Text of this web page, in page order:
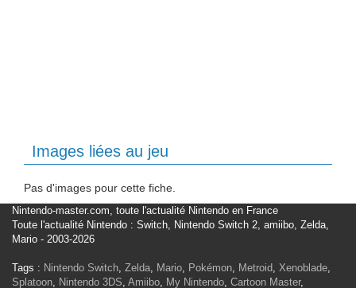
Images liées au jeu
Pas d'images pour cette fiche.
Nintendo-master.com, toute l'actualité Nintendo en France
Toute l'actualité Nintendo : Switch, Nintendo Switch 2, amiibo, Zelda,
Mario - 2003-2026
Tags : Nintendo Switch, Zelda, Mario, Pokémon, Metroid, Xenoblade,
Splatoon, Nintendo 3DS, Amiibo, My Nintendo, Cartoon Master,